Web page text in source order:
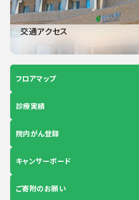
交通アクセス
フロアマップ
診療実績
院内がん登録
キャンサーボード
ご寄附のお願い